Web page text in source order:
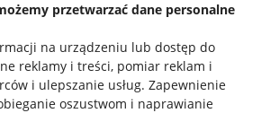
przetwarzać dane personalne
na urządzeniu lub dostęp do
reklamy i treści, pomiar reklam i
i ulepszanie usług. Zapewnienie
oszustwom i naprawianie